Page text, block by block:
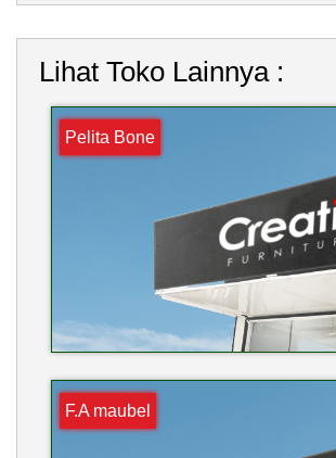
Lihat Toko Lainnya :
Pelita Bone
F.A maubel